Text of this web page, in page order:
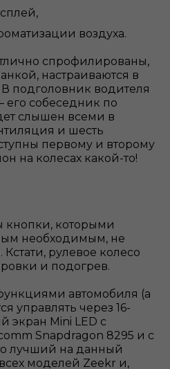
воздуха.
спрофилированы,
настраиваются в
подголовник водителя
его собеседник по
слышен всеми в
и шесть
первому и второму
на колесах какой-то!
кнопки, которыми
необходимым, не
Кстати, рулевое колесо
и подогрев.
автомобиля (а
управлять через 16-
Mini LED с
Snapdragon 8295 и с
лучший на данный
моделей Zeekr и,